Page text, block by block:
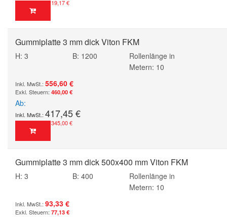
19,17 €
Gummiplatte 3 mm dick Viton FKM
H: 3 B: 1200
Rollenlänge in
Metern: 10
556,60 €
460,00 €
Ab
417,45 €
345,00 €
Gummiplatte 3 mm dick 500x400 mm Viton FKM
H: 3 B: 400
Rollenlänge in
Metern: 10
93,33 €
77,13 €